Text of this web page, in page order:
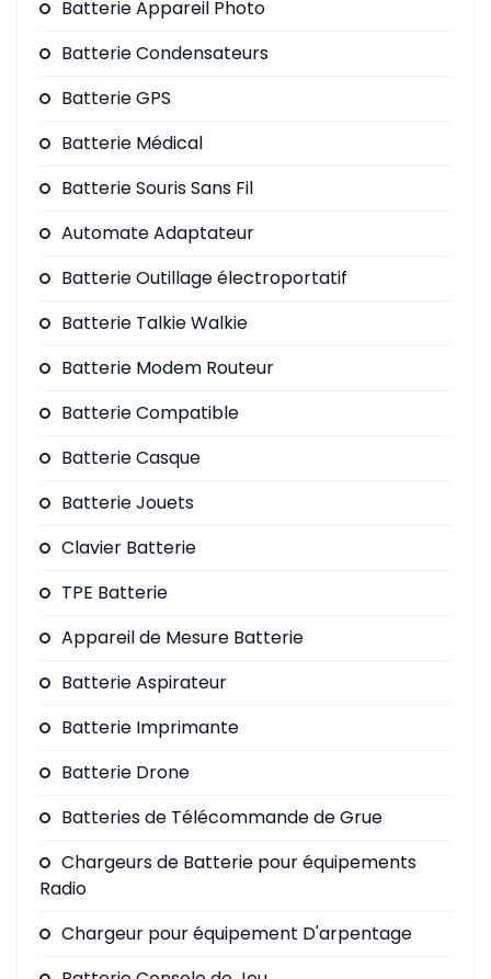
Batterie Appareil Photo
Batterie Condensateurs
Batterie GPS
Batterie Médical
Batterie Souris Sans Fil
Automate Adaptateur
Batterie Outillage électroportatif
Batterie Talkie Walkie
Batterie Modem Routeur
Batterie Compatible
Batterie Casque
Batterie Jouets
Clavier Batterie
TPE Batterie
Appareil de Mesure Batterie
Batterie Aspirateur
Batterie Imprimante
Batterie Drone
Batteries de Télécommande de Grue
Chargeurs de Batterie pour équipements
Radio
Chargeur pour équipement D'arpentage